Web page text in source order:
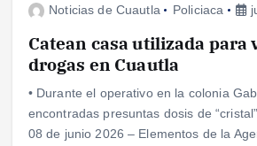
Noticias de Cuautla Policiaca
Catean casa utilizada para
drogas en Cuautla
• Durante el operativo en la colonia
encontradas presuntas dosis de
08 de junio 2026 – Elementos de la